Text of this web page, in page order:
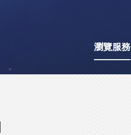
瀏覽服務